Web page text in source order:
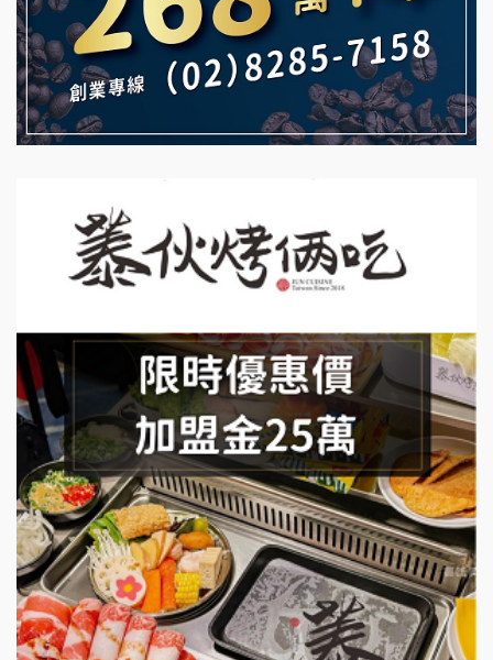
MUSHEN徵SPA美容芳療師
日十。早午食加盟說明會
拾鑶火鍋加盟說明會
TEA TOP加盟說明會
珍好味臭臭鍋加盟說明會
藍象廷泰式火鍋加盟說明會
上宇林加盟說明會
莫尼早餐Morni加盟說明會
手作功夫茶加盟說明會
SHARE TEA歇腳亭加盟說明會
潮味決-湯滷專門店加盟說明會
鬍子茶加盟說明會
鮮茶道加盟說明會
微風亭鐵板燒加盟說明會